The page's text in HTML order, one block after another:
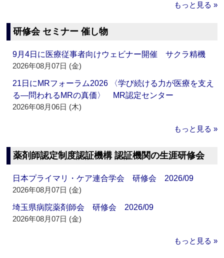
もっと見る »
研修会 セミナー 催し物
9月4日に医療従事者向けウェビナー開催 サクラ精機
2026年08月07日 (金)
21日にMRフォーラム2026 〈学び続ける力が医療を支え
る―問われるMRの真価〉 MR認定センター
2026年08月06日 (木)
もっと見る »
薬剤師認定制度認証機構 認証機関の生涯研修会
日本プライマリ・ケア連合学会 研修会 2026/09
2026年08月07日 (金)
埼玉県病院薬剤師会 研修会 2026/09
2026年08月07日 (金)
もっと見る »